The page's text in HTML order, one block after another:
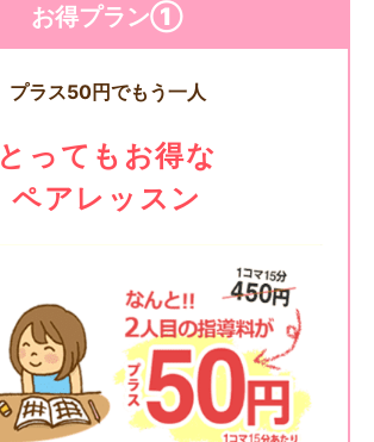
お得プラン①
プラス50円でもう一人
とってもお得な
ペアレッスン